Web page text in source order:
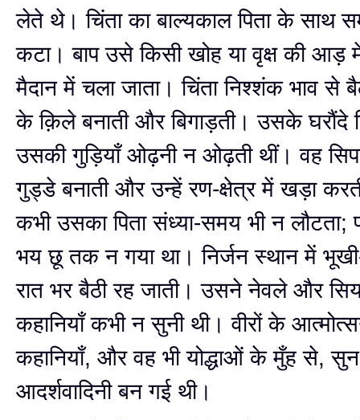
लेते थे। चिंता का बाल्यकाल पिता के साथ
कटा। बाप उसे किसी खोह या वृक्ष की आड़
मैदान में चला जाता। चिंता निश्शंक भाव से
के क़िले बनाती और बिगाड़ती। उसके घरौंदे
उसकी गुड़ियाँ ओढ़नी न ओढ़ती थीं। वह
गुड्डे बनाती और उन्हें रण-क्षेत्र में खड़ा
कभी उसका पिता संध्या-समय भी न लौटता;
भय छू तक न गया था। निर्जन स्थान में भूखी-
रात भर बैठी रह जाती। उसने नेवले और
कहानियाँ कभी न सुनी थी। वीरों के
कहानियाँ, और वह भी योद्धाओं के मुँह से,
आदर्शवादिनी बन गई थी।